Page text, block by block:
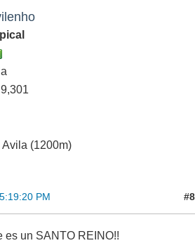
(1200m)
PM #8
es un SANTO REINO!!